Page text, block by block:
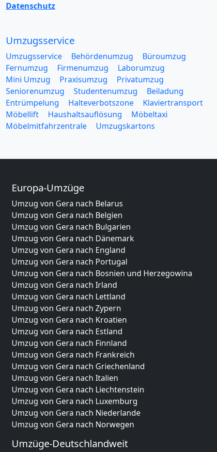
Datenschutz
Umzugsservice
Umzugsservice Behördenumzug
Büroumzug
Fernumzug
Firmenumzug
Laborumzug
Mini Umzug
Praxisumzug
Privatumzug
Seniorenumzug
Studentenumzug
Beiladung
Entrümpelung
Halteverbotszone
Klaviertransport
Möbellift
Haushaltsauflösung
Möbeltaxi
Möbelmitfahrzentrale
Umzugskartons
Europa-Umzüge
Umzug von Gera nach Belarus
Umzug von Gera nach Belgien
Umzug von Gera nach Bulgarien
Umzug von Gera nach Dänemark
Umzug von Gera nach England
Umzug von Gera nach Portugal
Umzug von Gera nach Bosnien und Herzegowina
Umzug von Gera nach Irland
Umzug von Gera nach Lettland
Umzug von Gera nach Zypern
Umzug von Gera nach Kroatien
Umzug von Gera nach Estland
Umzug von Gera nach Finnland
Umzug von Gera nach Frankreich
Umzug von Gera nach Griechenland
Umzug von Gera nach Italien
Umzug von Gera nach Liechtenstein
Umzug von Gera nach Luxemburg
Umzug von Gera nach Niederlande
Umzug von Gera nach Norwegen
Umzüge-Deutschlandweit